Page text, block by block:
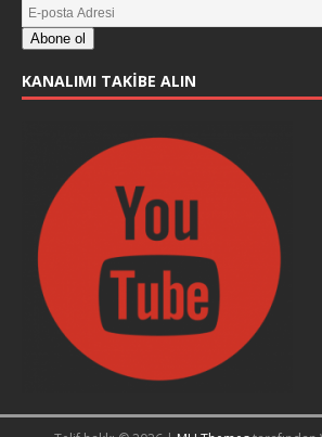
Abone ol
KANALIMI TAKIBE ALIN